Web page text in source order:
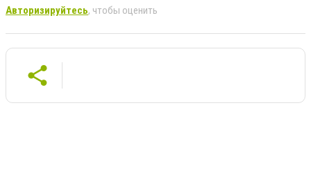
Авторизируйтесь, чтобы оценить